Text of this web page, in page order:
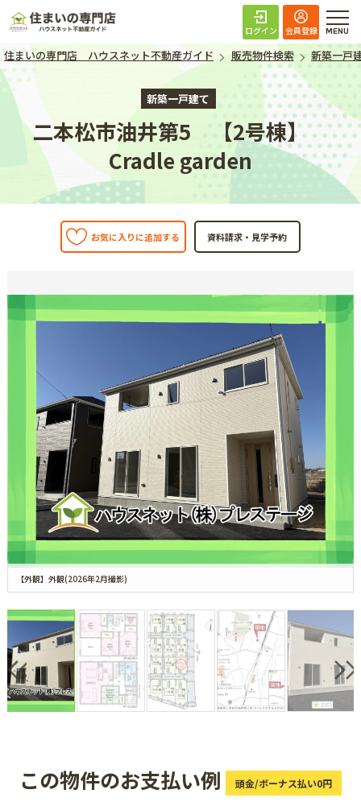
住まいの専門店 ハ
ログイン 会員登録
住まいの専門店 ハウスネット不動産ガイド 販売物件検索 新築一戸
新築一戸建て
二本松市油井第5 【2号棟】
Cradle garden
お気に入りに追加する
【外観】外観(2026年2月撮影)
この物件のお支払い例 頭金/ボーナス払い0円